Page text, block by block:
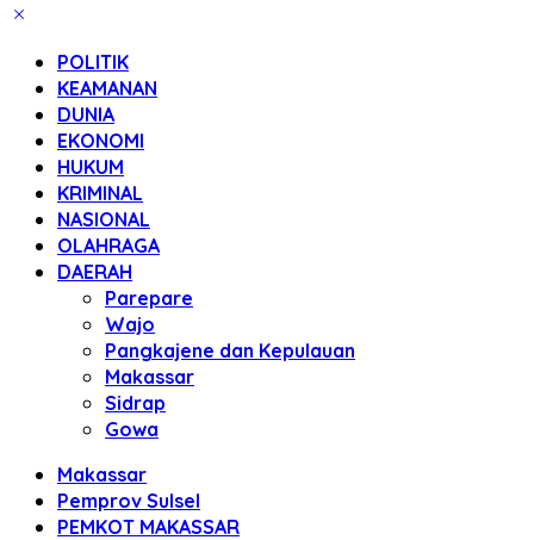
POLITIK
KEAMANAN
DUNIA
EKONOMI
HUKUM
KRIMINAL
NASIONAL
OLAHRAGA
DAERAH
Parepare
Wajo
Pangkajene dan Kepulauan
Makassar
Sidrap
Gowa
Makassar
Pemprov Sulsel
PEMKOT MAKASSAR